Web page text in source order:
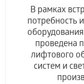
В рамках
потребность
проведена
лифтового
систем и с